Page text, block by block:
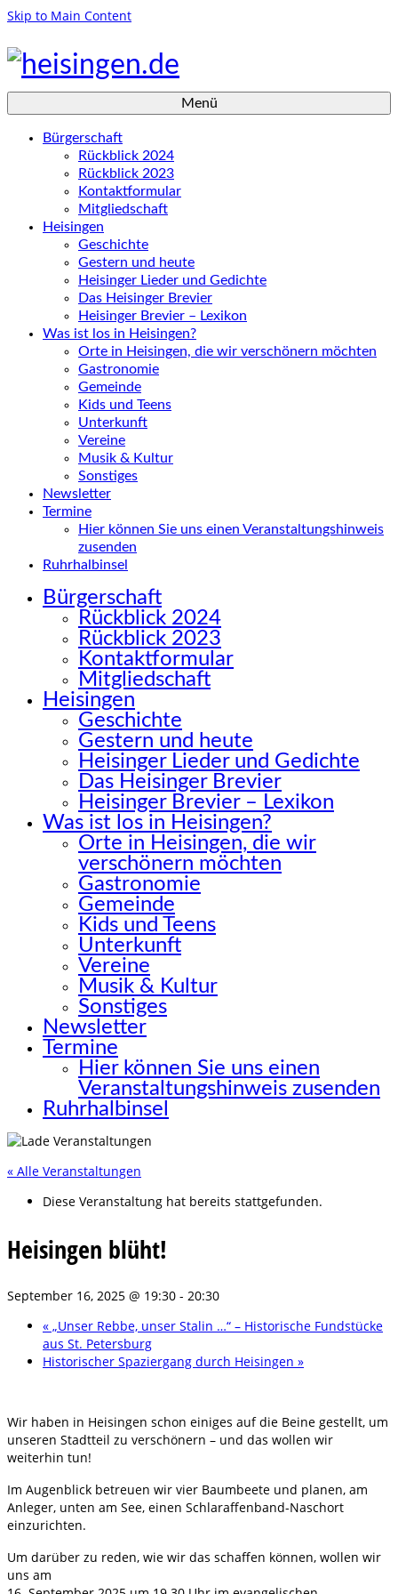
Skip to Main Content
Menü
Bürgerschaft
Rückblick 2024
Rückblick 2023
Kontaktformular
Mitgliedschaft
Heisingen
Geschichte
Gestern und heute
Heisinger Lieder und Gedichte
Das Heisinger Brevier
Heisinger Brevier – Lexikon
Was ist los in Heisingen?
Orte in Heisingen, die wir verschönern möchten
Gastronomie
Gemeinde
Kids und Teens
Unterkunft
Vereine
Musik & Kultur
Sonstiges
Newsletter
Termine
Hier können Sie uns einen Veranstaltungshinweis
zusenden
Ruhrhalbinsel
Bürgerschaft
Rückblick 2024
Rückblick 2023
Kontaktformular
Mitgliedschaft
Heisingen
Geschichte
Gestern und heute
Heisinger Lieder und Gedichte
Das Heisinger Brevier
Heisinger Brevier – Lexikon
Was ist los in Heisingen?
Orte in Heisingen, die wir
verschönern möchten
Gastronomie
Gemeinde
Kids und Teens
Unterkunft
Vereine
Musik & Kultur
Sonstiges
Newsletter
Termine
Hier können Sie uns einen
Veranstaltungshinweis zusenden
Ruhrhalbinsel
« Alle Veranstaltungen
Diese Veranstaltung hat bereits stattgefunden.
Heisingen blüht!
September 16, 2025 @ 19:30 - 20:30
« „Unser Rebbe, unser Stalin …“ – Historische Fundstücke
aus St. Petersburg
Historischer Spaziergang durch Heisingen »
Wir haben in Heisingen schon einiges auf die Beine gestellt, um
unseren Stadtteil zu verschönern – und das wollen wir
weiterhin tun!
Im Augenblick betreuen wir vier Baumbeete und planen, am
Anleger, unten am See, einen Schlaraffenband-Naschort
einzurichten.
Um darüber zu reden, wie wir das schaffen können, wollen wir
uns am